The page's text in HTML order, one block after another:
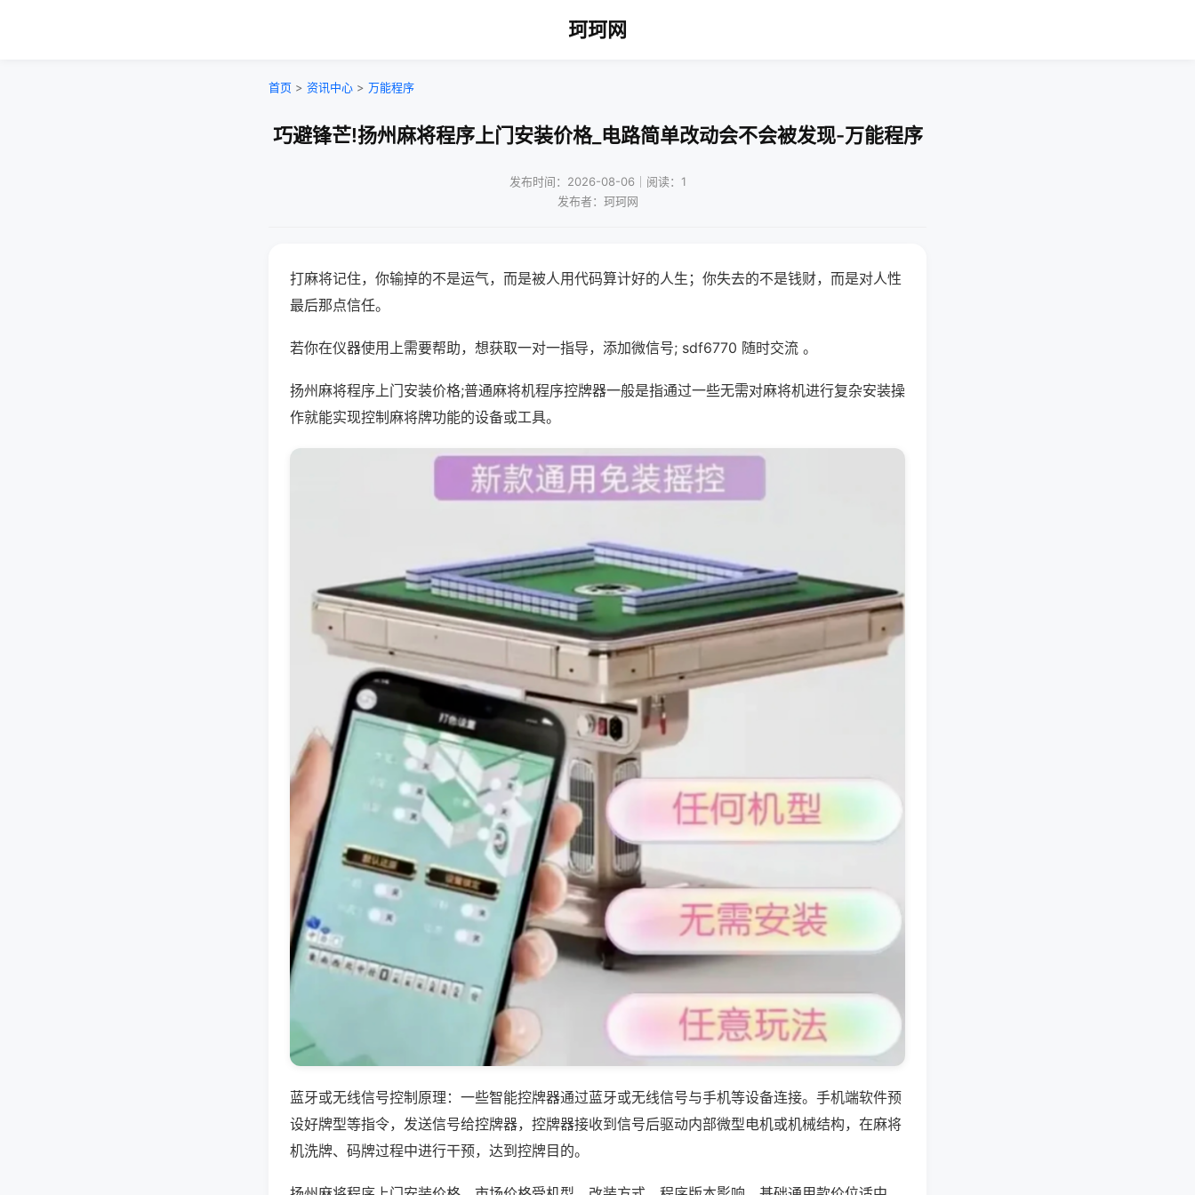
珂珂网
首页 > 资讯中心 > 万能程序
巧避锋芒!扬州麻将程序上门安装价格_电路简单改动会不会被发现-万能程序
发布时间：2026-08-06｜阅读：1
发布者：珂珂网
打麻将记住，你输掉的不是运气，而是被人用代码算计好的人生；你失去的不是钱财，而是对人性
最后那点信任。
若你在仪器使用上需要帮助，想获取一对一指导，添加微信号; sdf6770 随时交流 。
扬州麻将程序上门安装价格;普通麻将机程序控牌器一般是指通过一些无需对麻将机进行复杂安装操
作就能实现控制麻将牌功能的设备或工具。
蓝牙或无线信号控制原理：一些智能控牌器通过蓝牙或无线信号与手机等设备连接。手机端软件预
设好牌型等指令，发送信号给控牌器，控牌器接收到信号后驱动内部微型电机或机械结构，在麻将
机洗牌、码牌过程中进行干预，达到控牌目的。